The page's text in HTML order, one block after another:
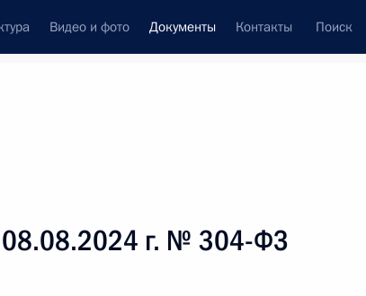
Видео и фото Документы Контакты Поиск
08.08.2024 г. № 304-ФЗ